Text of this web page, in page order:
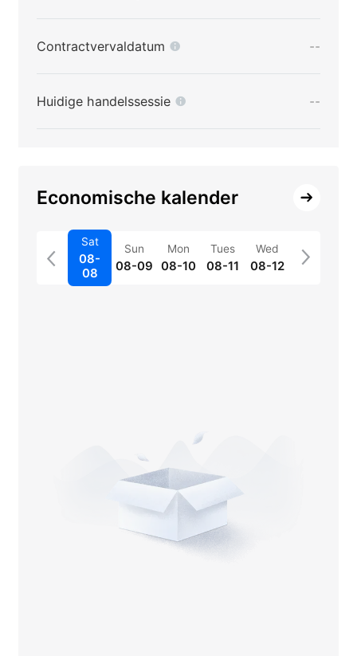
Contractvervaldatum --
Huidige handelssessie --
Economische kalender
Sat
08-
08
Sun
08-09
Mon
08-10
Tues
08-11
Wed
08-12